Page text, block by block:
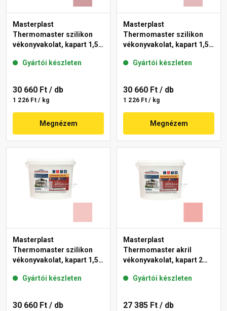
Masterplast
Thermomaster szilikon
vékonyvakolat, kapart 1,5
Gyártói készleten
30 660 Ft / db
1 226 Ft / kg
Megnézem
Masterplast
Thermomaster szilikon
vékonyvakolat, kapart 1,5
Gyártói készleten
30 660 Ft / db
1 226 Ft / kg
Megnézem
Masterplast
Thermomaster szilikon
vékonyvakolat, kapart 1,5
Gyártói készleten
30 660 Ft / db
Masterplast
Thermomaster akril
vékonyvakolat, kapart 2
Gyártói készleten
27 385 Ft / db